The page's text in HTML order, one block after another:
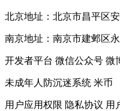
北京地址：北京市昌平区
南京地址：南京市建邺区
开发者平台 微信公众号 微
未成年人防沉迷系统 米币
用户应用权限 隐私协议 用